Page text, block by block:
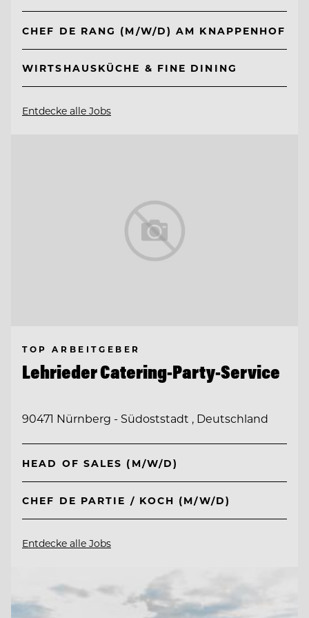
CHEF DE RANG (M/W/D) AM KNAPPENHOF
WIRTSHAUSKÜCHE & FINE DINING
Entdecke alle Jobs
TOP ARBEITGEBER
Lehrieder Catering-Party-Service
90471 Nürnberg - Südoststadt , Deutschland
HEAD OF SALES (M/W/D)
CHEF DE PARTIE / KOCH (M/W/D)
Entdecke alle Jobs